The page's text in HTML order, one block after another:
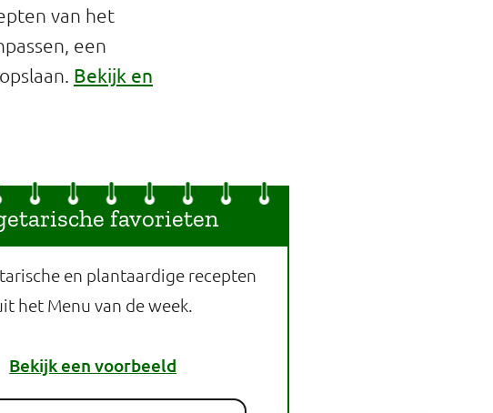
van het
een
Bekijk en
favorieten
en plantaardige recepten
het Menu van de week.
Bekijk een voorbeeld